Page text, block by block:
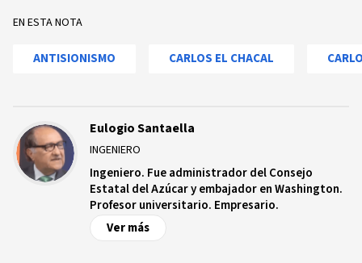
EN ESTA NOTA
ANTISIONISMO CARLOS EL CHACAL
Eulogio Santaella
INGENIERO
Ingeniero. Fue administrador del Consejo
Estatal del Azúcar y embajador en Washington.
Profesor universitario. Empresario.
Ver más